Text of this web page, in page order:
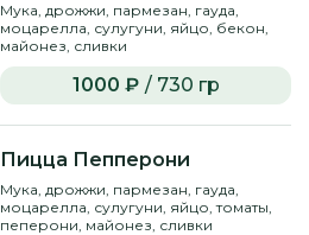
Мука, дрожжи, пармезан, гауда,
моцарелла, сулугуни, яйцо, бекон,
майонез, сливки
1000 ₽ / 730 гр
Пицца Пепперони
Мука, дрожжи, пармезан, гауда,
моцарелла, сулугуни, яйцо, томаты,
пеперони, майонез, сливки